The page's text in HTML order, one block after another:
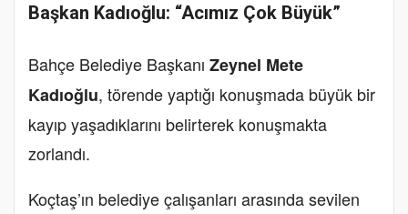
Başkan Kadıoğlu: “Acımız Çok Büyük”
Bahçe Belediye Başkanı Zeynel Mete
Kadıoğlu, törende yaptığı konuşmada büyük bir
kayıp yaşadıklarını belirterek konuşmakta
zorlandı.
Koçtaş’ın belediye çalışanları arasında sevilen